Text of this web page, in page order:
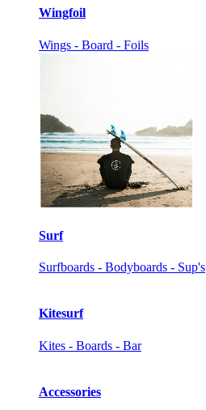
Wingfoil
Wings - Board - Foils
Surf
Surfboards - Bodyboards - Sup's
Kitesurf
Kites - Boards - Bar
Accessories